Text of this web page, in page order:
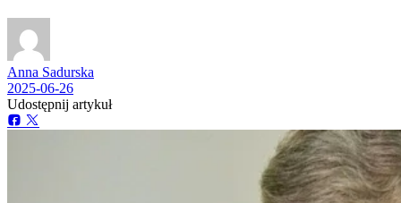
Anna Sadurska
2025-06-26
Udostępnij artykuł